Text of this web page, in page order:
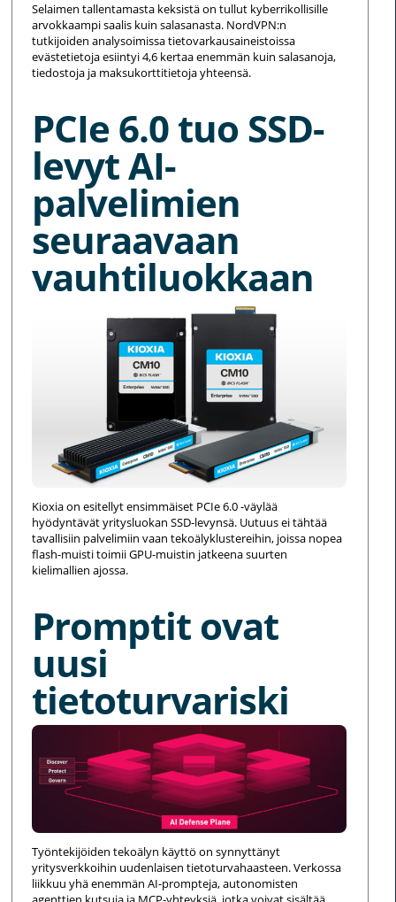
Selaimen tallentamasta keksistä on tullut kyberrikollisille
arvokkaampi saalis kuin salasanasta. NordVPN:n
tutkijoiden analysoimissa tietovarkausaineistoissa
evästetietoja esiintyi 4,6 kertaa enemmän kuin salasanoja,
tiedostoja ja maksukorttitietoja yhteensä.
PCIe 6.0 tuo SSD-
levyt AI-
palvelimien
seuraavaan
vauhtiluokkaan
Kioxia on esitellyt ensimmäiset PCIe 6.0 -väylää
hyödyntävät yritysluokan SSD-levynsä. Uutuus ei tähtää
tavallisiin palvelimiin vaan tekoälyklustereihin, joissa nopea
flash-muisti toimii GPU-muistin jatkeena suurten
kielimallien ajossa.
Promptit ovat
uusi
tietoturvariski
Työntekijöiden tekoälyn käyttö on synnyttänyt
yritysverkkoihin uudenlaisen tietoturvahaasteen. Verkossa
liikkuu yhä enemmän AI-prompteja, autonomisten